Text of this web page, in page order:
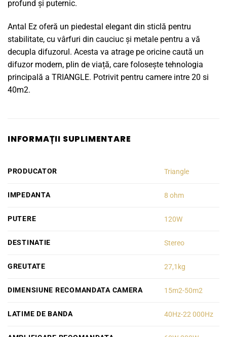
profund și puternic.
Antal Ez oferă un piedestal elegant din sticlă pentru
stabilitate, cu vârfuri din cauciuc și metale pentru a vă
decupla difuzorul. Acesta va atrage pe oricine caută un
difuzor modern, plin de viață, care folosește tehnologia
principală a TRIANGLE. Potrivit pentru camere intre 20 si
40m2.
INFORMAȚII SUPLIMENTARE
PRODUCATOR Triangle
IMPEDANTA 8 ohm
PUTERE 120W
DESTINATIE Stereo
GREUTATE 27,1kg
DIMENSIUNE RECOMANDATA CAMERA 15m2-50m2
LATIME DE BANDA 40Hz-22 000Hz